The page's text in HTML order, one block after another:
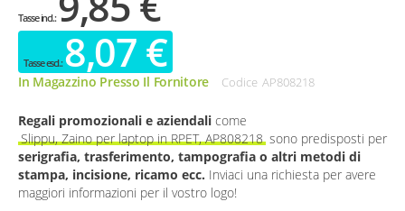
8,07 €
In Magazzino Presso Il Fornitore Codice AP808218
Regali promozionali e aziendali come
Slippu, Zaino per laptop in RPET, AP808218 sono predisposti per
serigrafia, trasferimento, tampografia o altri metodi di
stampa, incisione, ricamo ecc. Inviaci una richiesta per avere
maggiori informazioni per il vostro logo!